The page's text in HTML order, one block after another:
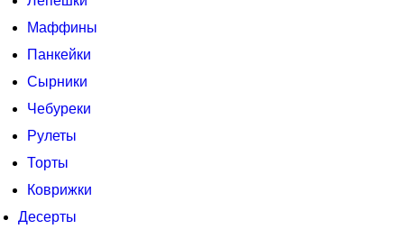
Маффины
Панкейки
Сырники
Чебуреки
Рулеты
Торты
Коврижки
Десерты